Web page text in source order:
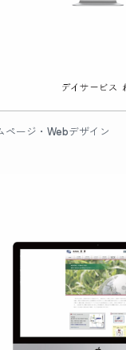
ページ・Webデザイン